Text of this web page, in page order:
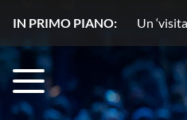
IN PRIMO PIANO: Un